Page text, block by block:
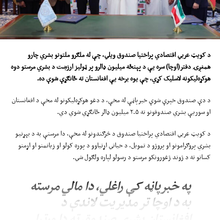
د کویټ عربي اقتصادي پراختیا صندوقویلي، چېلهملګرو ملتونو بشري چارو
همغږۍ دفتر(اوچا) سره یې د پېنځهمیلیون ډالرو پرټولیز ارزښت د بشري مرستو دوه
هوکړه‌لیکونه لاسلیک کړي، چې یوه برخه یې افغانستان ته ځانګړې شوې ده.
د دې صندوق خپرې شوې خبرپاڼې له مخې، د دغو هوکړه‌لیکونو له مخې د افغانستان
او سوریې بشري صندوقونو ته ۲.۵ میلیون ډالر ځانګړي شوي دي.
د کویټ عربي اقتصادي پراختیا صندوق د څرګندونو له مخې، دا مرستې به د بېړنیو
بشري پروګرامونو او پروژو د تمویل، د حیاتي اړتیاوو د پوره کولو او زیانمنو او اړمنو
کسانو ته د ژوند ژغورونکو مرستو د رسولو لپاره ولګول شي.
په خبرپاڼه کې راغلي، دا مالي مرسته
به د اوچا تر مدیریت لاندې د